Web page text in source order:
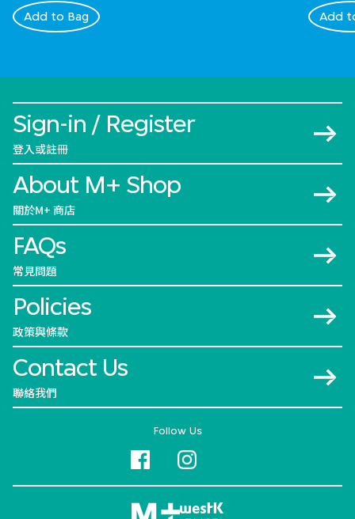
Add to Bag Add
Sign-in / Register
登入或註冊
About M+ Shop
關於M+ 商店
FAQs
常見問題
Policies
政策與條款
Contact Us
聯絡我們
Follow Us